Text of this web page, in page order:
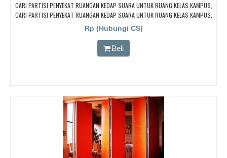
CARI PARTISI PENYEKAT RUANGAN KEDAP SUARA UNTUK RUANG KELAS KAMPUS,
CARI PARTISI PENYEKAT RUANGAN KEDAP SUARA UNTUK RUANG KELAS KAMPUS,
CARI PARTISI PENYEKAT RUANGAN KEDAP SUARA UNTUK RUANG KELAS KAMPUS,
CARI PARTISI PENYEKAT RUANGAN KEDAP SUARA UNTUK RUANG KELAS KAMPUS
Rp (Hubungi CS)
Beli